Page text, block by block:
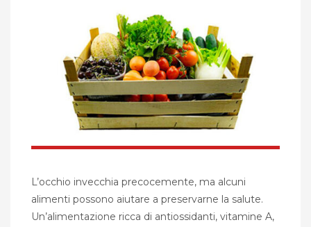
L’occhio invecchia precocemente, ma alcuni
alimenti possono aiutare a preservarne la salute.
Un’alimentazione ricca di antiossidanti, vitamine A,